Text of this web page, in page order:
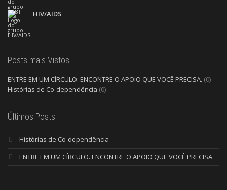
HIV/AIDS
Posts mais Vistos
ENTRE EM UM CÍRCULO. ENCONTRE O APOIO QUE VOCÊ PRECISA. (0)
Histórias de Co-dependência (0)
Últimos Posts
Histórias de Co-dependência
ENTRE EM UM CÍRCULO. ENCONTRE O APOIO QUE VOCÊ PRECISA.